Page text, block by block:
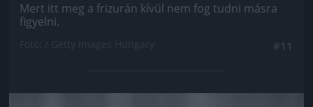
Mert itt meg a frizurán kívül nem fog tudni másra
figyelni.